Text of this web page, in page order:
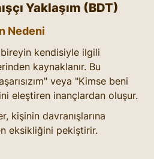
Yaklaşım (BDT)
Nedeni
kendisiyle ilgili
kaynaklanır. Bu
veya "Kimse beni
eleştiren inançlardan oluşur.
kişinin davranışlarına
eksikliğini pekiştirir.